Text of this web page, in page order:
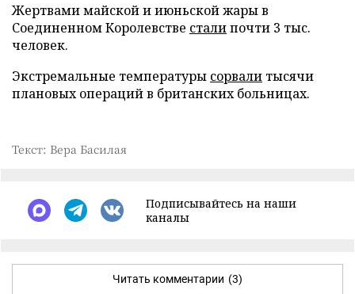
Жертвами майской и июньской жары в
Соединенном Королевстве сталипочти 3 тыс.
человек.
Экстремальные температуры сорвали тысячи
плановых операций в британских больницах.
Текст: Вера Басилая
Подписывайтесь на наши
каналы
Читать комментарии (3)